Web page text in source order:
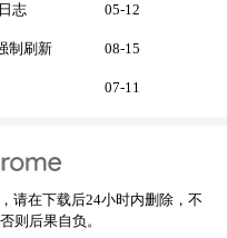
志 05-12
制刷新 08-15
07-11
请在下载后24小时内删除，不
则后果自负。